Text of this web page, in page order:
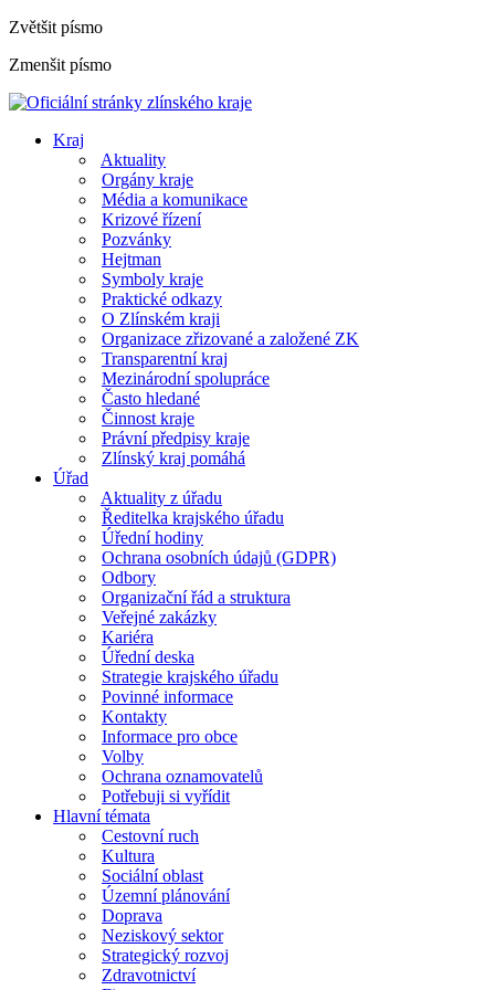
Zvětšit písmo
Zmenšit písmo
Kraj
Aktuality
Orgány kraje
Média a komunikace
Krizové řízení
Pozvánky
Hejtman
Symboly kraje
Praktické odkazy
O Zlínském kraji
Organizace zřizované a založené ZK
Transparentní kraj
Mezinárodní spolupráce
Často hledané
Činnost kraje
Právní předpisy kraje
Zlínský kraj pomáhá
Úřad
Aktuality z úřadu
Ředitelka krajského úřadu
Úřední hodiny
Ochrana osobních údajů (GDPR)
Odbory
Organizační řád a struktura
Veřejné zakázky
Kariéra
Úřední deska
Strategie krajského úřadu
Povinné informace
Kontakty
Informace pro obce
Volby
Ochrana oznamovatelů
Potřebuji si vyřídit
Hlavní témata
Cestovní ruch
Kultura
Sociální oblast
Územní plánování
Doprava
Neziskový sektor
Strategický rozvoj
Zdravotnictví